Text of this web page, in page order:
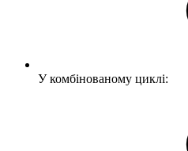
У комбінованому циклі: